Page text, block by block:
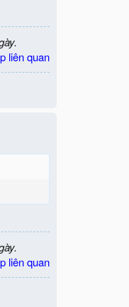
liên quan
liên quan